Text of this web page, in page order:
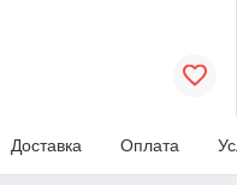
Доставка Оплата